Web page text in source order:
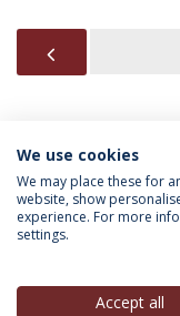
INFORMAÇÃO
We use cookies
We may place these for
website, show
experience. For more
settings.
Accept all